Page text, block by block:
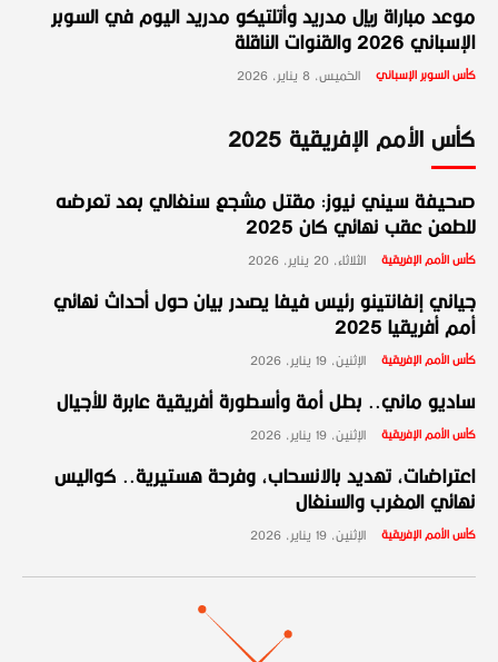
موعد مباراة ريال مدريد وأتلتيكو مدريد اليوم في السوبر
الإسباني 2026 والقنوات الناقلة
كأس السوبر الإسباني الخميس، 8 يناير، 2026
كأس الأمم الإفريقية 2025
صحيفة سيني نيوز: مقتل مشجع سنغالي بعد تعرضه
للطعن عقب نهائي كان 2025
كأس الأمم الإفريقية الثلاثاء، 20 يناير، 2026
جياني إنفانتينو رئيس فيفا يصدر بيان حول أحداث نهائي
أمم أفريقيا 2025
كأس الأمم الإفريقية الإثنين، 19 يناير، 2026
ساديو ماني.. بطل أمة وأسطورة أفريقية عابرة للأجيال
كأس الأمم الإفريقية الإثنين، 19 يناير، 2026
اعتراضات، تهديد بالانسحاب، وفرحة هستيرية.. كواليس
نهائي المغرب والسنغال
كأس الأمم الإفريقية الإثنين، 19 يناير، 2026